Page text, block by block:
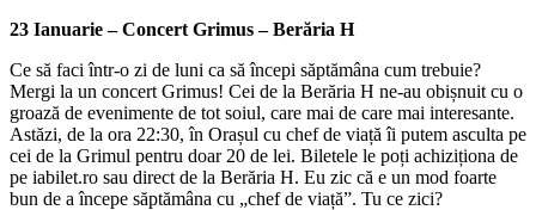
23 Ianuarie – Concert Grimus – Berăria H
Ce să faci într-o zi de luni ca să începi săptămâna cum trebuie?
Mergi la un concert Grimus! Cei de la Berăria H ne-au obișnuit cu o
groază de evenimente de tot soiul, care mai de care mai interesante.
Astăzi, de la ora 22:30, în Orașul cu chef de viață îi putem asculta pe
cei de la Grimul pentru doar 20 de lei. Biletele le poți achiziționa de
pe iabilet.ro sau direct de la Berăria H. Eu zic că e un mod foarte
bun de a începe săptămâna cu „chef de viață”. Tu ce zici?